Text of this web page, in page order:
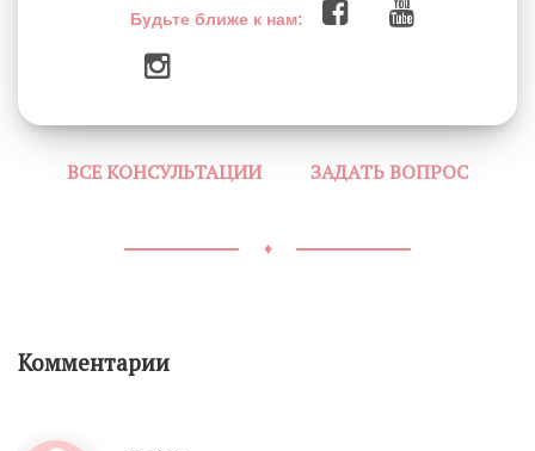
Будьте ближе к нам:
ВСЕ КОНСУЛЬТАЦИИ ЗАДАТЬ ВОПРОС
♦
Комментарии